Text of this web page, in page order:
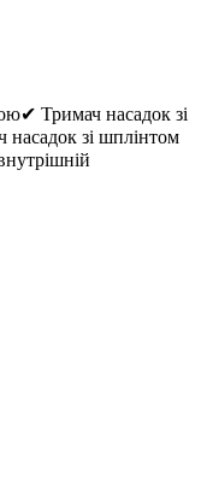
Тримач насадок зі
зі шплінтом